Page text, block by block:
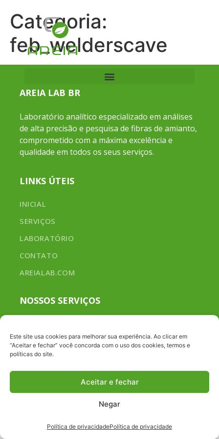
Este site usa cookies para melhorar sua experiência. Ao clicar em
“Aceitar e fechar” você concorda com o uso dos cookies, termos e
políticas do site.
Aceitar e fechar
Negar
Política de privacidadePolítica de privacidade
Categoria:
feb_welderscave
AREIA LAB BR
Laboratório analítico especializado em análises
de alta precisão e pesquisa de fibras de amianto,
comprometido com a máxima excelência e
qualidade em todos os seus serviços.
LINKS ÚTEIS
INICIAL
SERVIÇOS
LABORATÓRIO
CONTATO
AREIALAB.COM
NOSSOS SERVIÇOS
ESPECIALIZADO EM ANÁLISE DE METAS